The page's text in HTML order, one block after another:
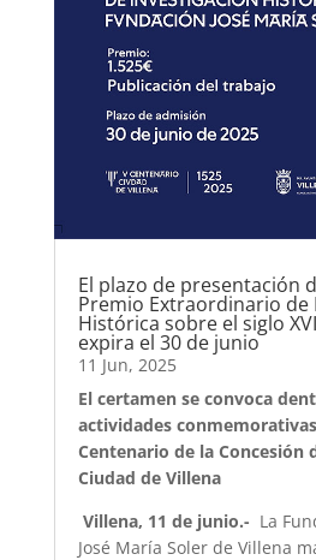
El plazo de presentación
Premio Extraordinario de
Histórica sobre el siglo
expira el 30 de junio
11 Jun, 2025
El certamen se convoca
actividades
Centenario de la Concesión
Ciudad de Villena
Villena, 11 de junio.- La
José María Soler de Villena